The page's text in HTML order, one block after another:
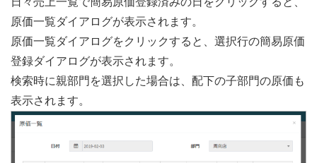
原価一覧ダイアログが表示されます。
原価一覧ダイアログをクリックすると、選択行の簡易原価
登録ダイアログが表示されます。
検索時に親部門を選択した場合は、配下の子部門の原価も
表示されます。